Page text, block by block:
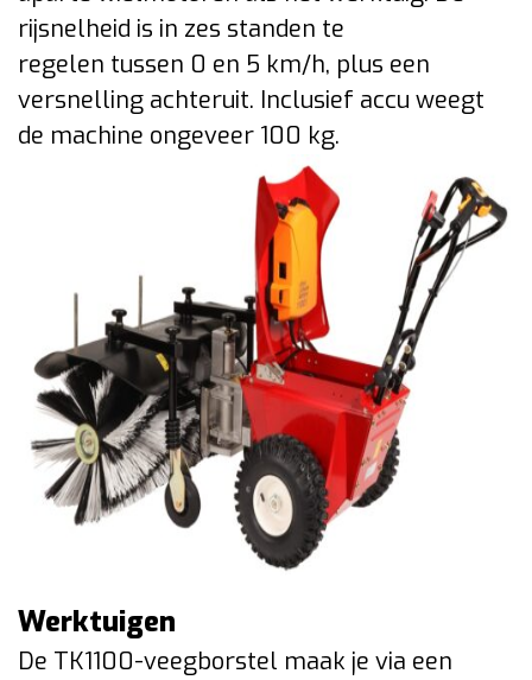
rijsnelheid is in zes standen te
regelen tussen 0 en 5 km/h, plus een
versnelling achteruit. Inclusief accu weegt
de machine ongeveer 100 kg.
Werktuigen
De TK1100-veegborstel maak je via een